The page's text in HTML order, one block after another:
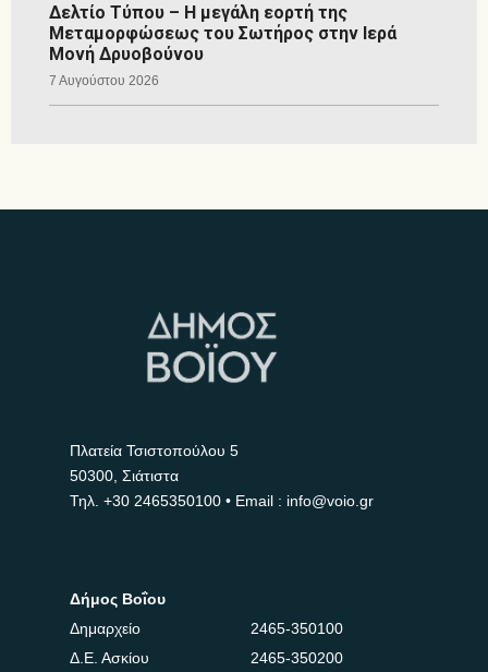
Δελτίο Τύπου – Η μεγάλη εορτή της
Μεταμορφώσεως του Σωτήρος στην Ιερά
Μονή Δρυοβούνου
7 Αυγούστου 2026
Πλατεία Τσιστοπούλου 5
50300, Σιάτιστα
Τηλ. +30 2465350100 • Email : info@voio.gr
Δήμος Βοΐου
Δημαρχείο
2465-350100
Δ.Ε. Ασκίου
2465-350200